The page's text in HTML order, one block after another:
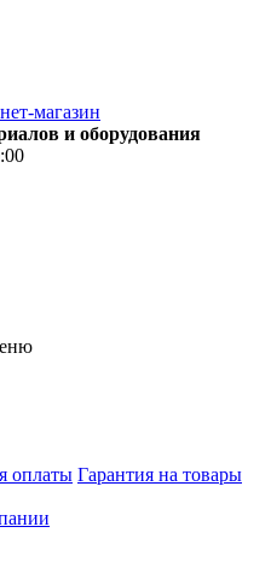
и оборудования
оплаты Гарантия на товары